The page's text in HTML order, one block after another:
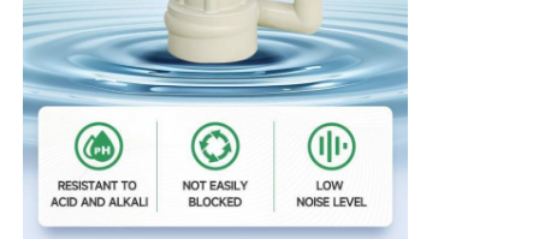
Kiểm soát chất lượng
Liên hệ chúng tôi
Tin tức